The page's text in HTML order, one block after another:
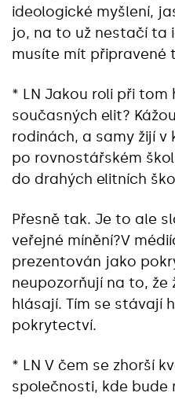
ideologické myšlení,
jo, na to už nestačí ta
musíte mít připravené
* LN Jakou roli při
současných elit?
rodinách, a samy žijí v
po rovnostářském
do drahých elitních
Přesně tak. Je to ale
veřejné mínění?V
prezentován jako
neupozorňují na to, že
hlásají. Tím se stávají
pokrytectví.
* LN V čem se zhorší
společnosti, kde bude